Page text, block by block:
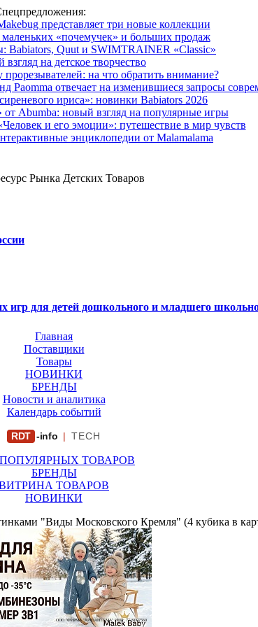
представляет три новые коллекции
«почемучек» и больших продаж
Babiators, Quut и SWIMTRAINER «Classic»
на детское творчество
на что обратить внимание?
Paomma отвечает на изменившиеся запросы
ириса»: новинки Babiators 2026
Abumba: новый взгляд на популярные игры
и его эмоции»: путешествие в мир чувств
энциклопедии от Malamalama
Рынка Детских Товаров
игр для детей дошкольного и младшего
Главная
Поставщики
Товары
НОВИНКИ
БРЕНДЫ
Новости и аналитика
Календарь событий
RDT -info | TECH
ТОВАРОВ
БРЕНДЫ
ТОВАРОВ
НОВИНКИ
"Виды Московского Кремля" (4 кубика в
ООО "ФИРМА "ХРИЗАНТЕМА" ИНН: 7719007569